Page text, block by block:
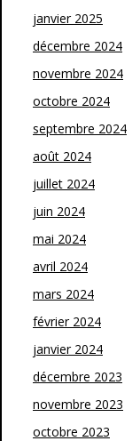
janvier 2025
décembre 2024
novembre 2024
octobre 2024
septembre 2024
août 2024
juillet 2024
juin 2024
mai 2024
avril 2024
mars 2024
février 2024
janvier 2024
décembre 2023
novembre 2023
octobre 2023